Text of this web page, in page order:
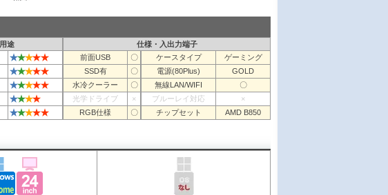
途
仕様・入出力端子
★★★★★ 前面USB 〇 ケースタイプ
ゲーミング
★★★★★ SSD有 〇 電源(80Plus)
GOLD
★★★★★ 水冷クーラー 〇 無線LAN/WIFI
〇
★★★★ 光学ドライブ × ブルーレイ対応
×
★★★★★ RGB仕様 〇 チップセット AMD B850